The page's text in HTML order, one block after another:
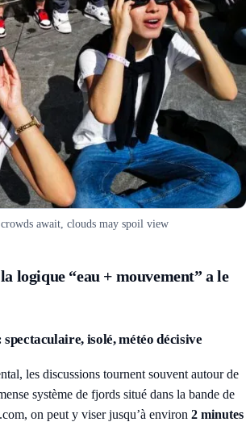
await, clouds may spoil view
logique “eau + mouvement” a le
isolé, météo décisive
les discussions tournent souvent autour de
système de fjords situé dans la bande de
on peut y viser jusqu’à environ 2 minutes